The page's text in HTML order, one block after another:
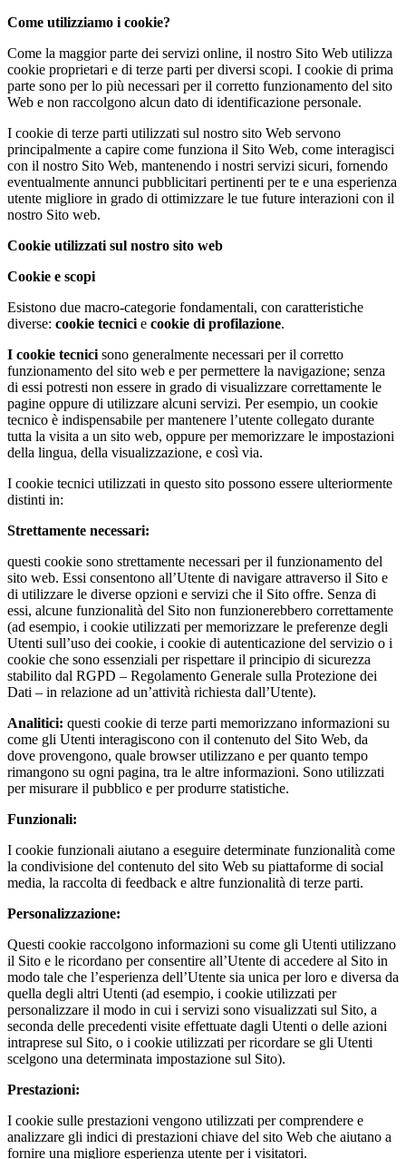
Come utilizziamo i cookie?
Come la maggior parte dei servizi online, il nostro Sito Web utilizza
cookie proprietari e di terze parti per diversi scopi. I cookie di prima
parte sono per lo più necessari per il corretto funzionamento del sito
Web e non raccolgono alcun dato di identificazione personale.
I cookie di terze parti utilizzati sul nostro sito Web servono
principalmente a capire come funziona il Sito Web, come interagisci
con il nostro Sito Web, mantenendo i nostri servizi sicuri, fornendo
eventualmente annunci pubblicitari pertinenti per te e una esperienza
utente migliore in grado di ottimizzare le tue future interazioni con il
nostro Sito web.
Cookie utilizzati sul nostro sito web
Cookie e scopi
Esistono due macro-categorie fondamentali, con caratteristiche
diverse: cookie tecnici e cookie di profilazione.
I cookie tecnici sono generalmente necessari per il corretto
funzionamento del sito web e per permettere la navigazione; senza
di essi potresti non essere in grado di visualizzare correttamente le
pagine oppure di utilizzare alcuni servizi. Per esempio, un cookie
tecnico è indispensabile per mantenere l’utente collegato durante
tutta la visita a un sito web, oppure per memorizzare le impostazioni
della lingua, della visualizzazione, e così via.
I cookie tecnici utilizzati in questo sito possono essere ulteriormente
distinti in:
Strettamente necessari:
questi cookie sono strettamente necessari per il funzionamento del
sito web. Essi consentono all’Utente di navigare attraverso il Sito e
di utilizzare le diverse opzioni e servizi che il Sito offre. Senza di
essi, alcune funzionalità del Sito non funzionerebbero correttamente
(ad esempio, i cookie utilizzati per memorizzare le preferenze degli
Utenti sull’uso dei cookie, i cookie di autenticazione del servizio o i
cookie che sono essenziali per rispettare il principio di sicurezza
stabilito dal RGPD – Regolamento Generale sulla Protezione dei
Dati – in relazione ad un’attività richiesta dall’Utente).
Analitici: questi cookie di terze parti memorizzano informazioni su
come gli Utenti interagiscono con il contenuto del Sito Web, da
dove provengono, quale browser utilizzano e per quanto tempo
rimangono su ogni pagina, tra le altre informazioni. Sono utilizzati
per misurare il pubblico e per produrre statistiche.
Funzionali:
I cookie funzionali aiutano a eseguire determinate funzionalità come
la condivisione del contenuto del sito Web su piattaforme di social
media, la raccolta di feedback e altre funzionalità di terze parti.
Personalizzazione:
Questi cookie raccolgono informazioni su come gli Utenti utilizzano
il Sito e le ricordano per consentire all’Utente di accedere al Sito in
modo tale che l’esperienza dell’Utente sia unica per loro e diversa da
quella degli altri Utenti (ad esempio, i cookie utilizzati per
personalizzare il modo in cui i servizi sono visualizzati sul Sito, a
seconda delle precedenti visite effettuate dagli Utenti o delle azioni
intraprese sul Sito, o i cookie utilizzati per ricordare se gli Utenti
scelgono una determinata impostazione sul Sito).
Prestazioni:
I cookie sulle prestazioni vengono utilizzati per comprendere e
analizzare gli indici di prestazioni chiave del sito Web che aiutano a
fornire una migliore esperienza utente per i visitatori.